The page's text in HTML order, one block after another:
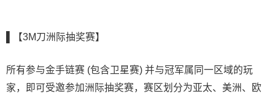
▌【3M刀洲际抽奖赛】
所有参与金手链赛 (包含卫星赛) 并与冠军属同一区域的玩
家，即可受邀参加洲际抽奖赛，赛区划分为亚太、美洲、欧